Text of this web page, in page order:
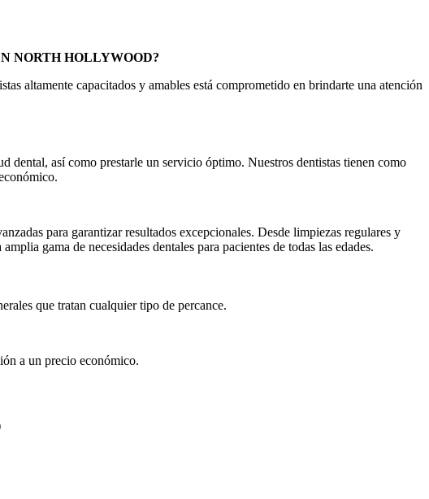
NORTH HOLLYWOOD?
altamente capacitados y amables está comprometido en brindarte una atención
dental, así como prestarle un servicio óptimo. Nuestros dentistas tienen como
para garantizar resultados excepcionales. Desde limpiezas regulares y
gama de necesidades dentales para pacientes de todas las edades.
que tratan cualquier tipo de percance.
a un precio económico.